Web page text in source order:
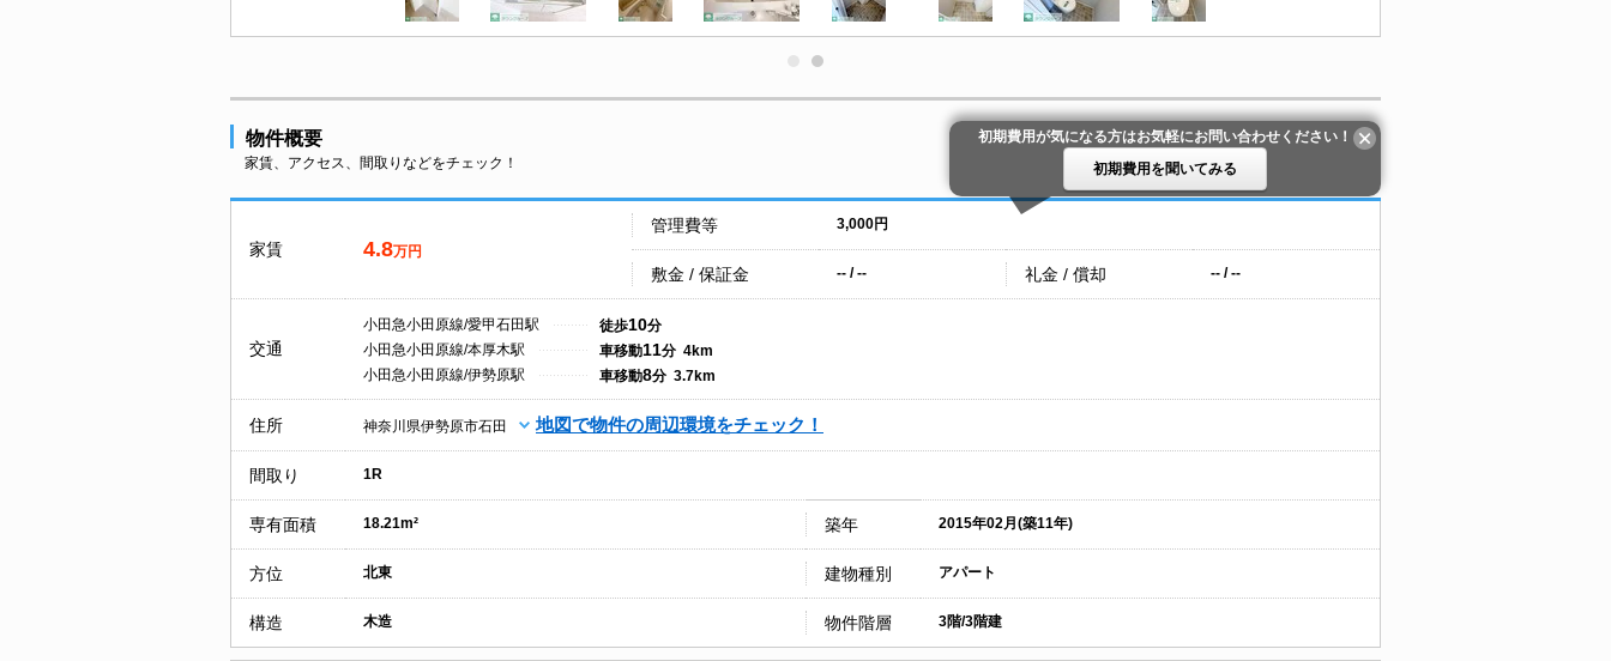
物件概要
家賃、アクセス、間取りなどをチェック！
初期費用が気になる方はお気軽にお問い合わせください！
初期費用を聞いてみる
家賃 4.8万円
管理費等 3,000円
敷金 / 保証金 -- / -- 礼金 / 償却 -- / --
交通
小田急小田原線/愛甲石田駅 徒歩10分
小田急小田原線/本厚木駅
車移動11分 4km
小田急小田原線/伊勢原駅
車移動8分 3.7km
住所 神奈川県伊勢原市石田 地図で物件の周辺環境をチェック！
間取り 1R
専有面積 18.21m² 築年 2015年02月(築11年)
方位 北東 建物種別 アパート
構造 木造 物件階層 3階/3階建